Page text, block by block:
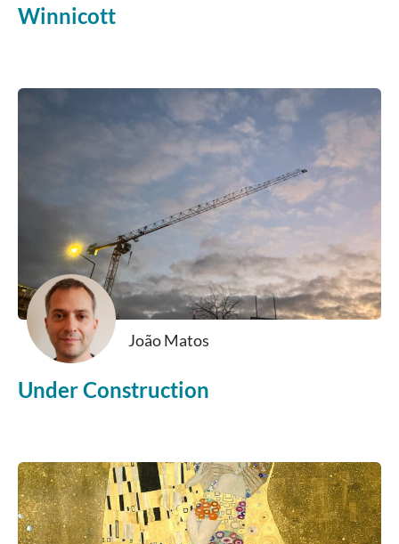
Winnicott
João Matos
Under Construction